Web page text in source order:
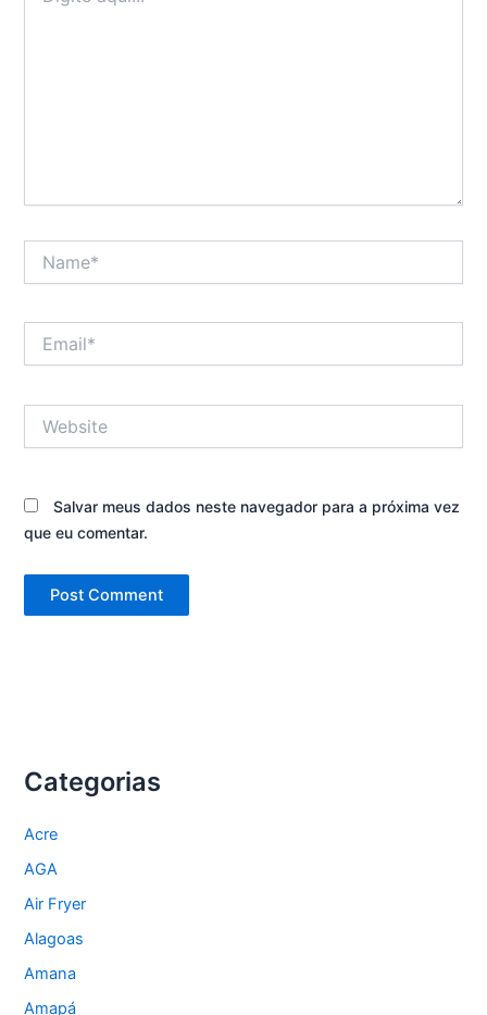
Salvar meus dados neste navegador para a próxima vez
que eu comentar.
Categorias
Acre
AGA
Air Fryer
Alagoas
Amana
Amapá